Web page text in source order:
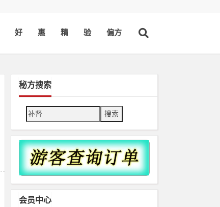
好 惠 精 验 偏方
秘方搜索
Search
会员中心